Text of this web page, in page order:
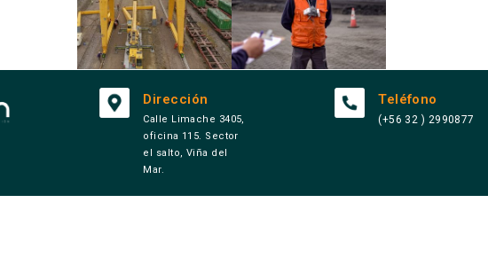
S
FERROVIA
RIOS
Y
EVALUACIÓ
N DE
Dirección
Calle Limache 3405,
oficina 115. Sector
el salto, Viña del
Mar.
Teléfono
(+56 32 ) 2990877